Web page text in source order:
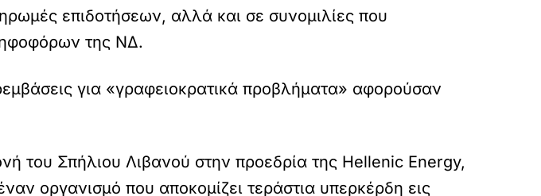
επιδοτήσεων, αλλά και σε συνομιλίες που
της ΝΔ.
για «γραφειοκρατικά προβλήματα» αφορούσαν
του Σπήλιου Λιβανού στην προεδρία της Hellenic Energy,
οργανισμό που αποκομίζει τεράστια υπερκέρδη εις